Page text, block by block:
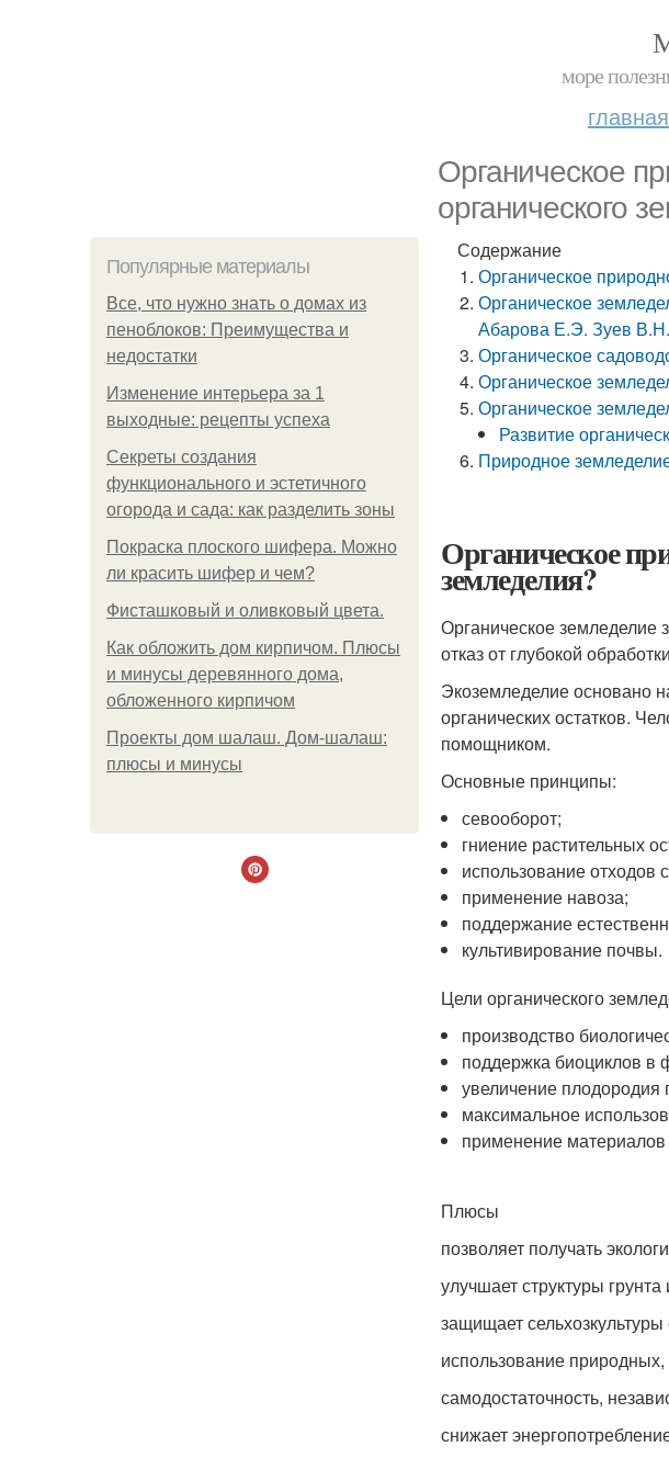
море
главная
Органическое
органического
Популярные материалы
Все, что нужно знать о домах из
пеноблоков: Преимущества и
недостатки
Изменение интерьера за 1
выходные: рецепты успеха
Секреты создания
функционального и эстетичного
огорода и сада: как разделить зоны
Покраска плоского шифера. Можно
ли красить шифер и чем?
Фисташковый и оливковый цвета.
Как обложить дом кирпичом. Плюсы
и минусы деревянного дома,
обложенного кирпичом
Проекты дом шалаш. Дом-шалаш:
плюсы и минусы
Содержание
Органическое
Органическое
Абарова Е.Э. Зуев
Органическое
Органическое
Органическое
Развитие
Природное
Органическое
земледелия?
Органическое
отказ от глубокой
Экоземледелие основано
органических остатков.
помощником.
Основные принципы:
севооборот;
гниение растительных
использование отходов
применение навоза;
поддержание
культивирование почвы.
Цели органического
производство
поддержка биоциклов в
увеличение плодородия
максимальное
применение
Плюсы
позволяет получать
улучшает структуры
защищает
использование
самодостаточность,
снижает